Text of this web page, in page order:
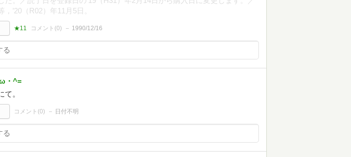
，’20（R02）年11月5日。
★11 コメント(0) 1990/12/16
・^=
て。
コメント(0) 日付不明